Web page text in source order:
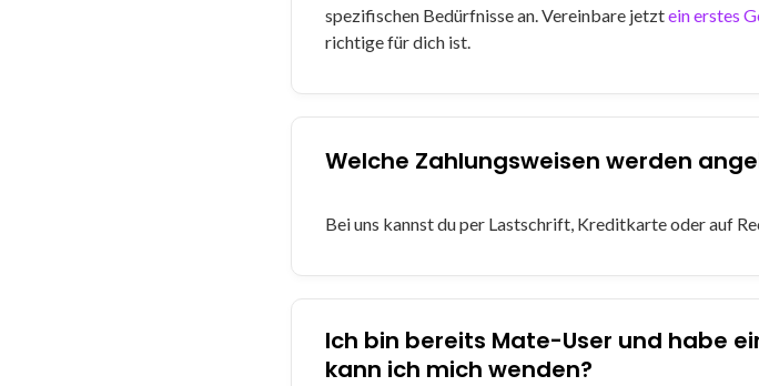
spezifischen Bedürfnisse an. Vereinbare jetztein erstes
richtige für dich ist.
Welche Zahlungsweisen werden
Bei uns kannst du per Lastschrift, Kreditkarte oder auf
Ich bin bereits Mate-User und habe
kann ich mich wenden?